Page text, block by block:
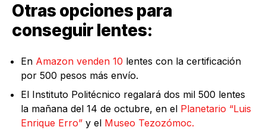
Otras opciones para
conseguir lentes:
En Amazon venden 10 lentes con la certificación
por 500 pesos más envío.
El Instituto Politécnico regalará dos mil 500 lentes
la mañana del 14 de octubre, en el Planetario “Luis
Enrique Erro” y el Museo Tezozómoc.